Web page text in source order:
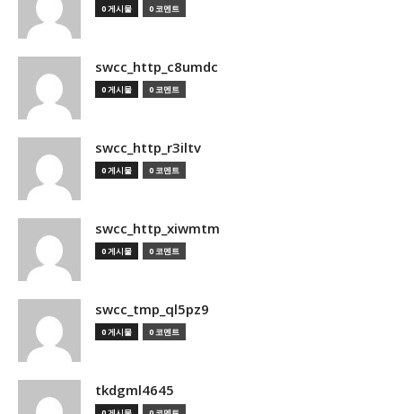
0 게시물 0 코멘트
swcc_http_c8umdc
0 게시물 0 코멘트
swcc_http_r3iltv
0 게시물 0 코멘트
swcc_http_xiwmtm
0 게시물 0 코멘트
swcc_tmp_ql5pz9
0 게시물 0 코멘트
tkdgml4645